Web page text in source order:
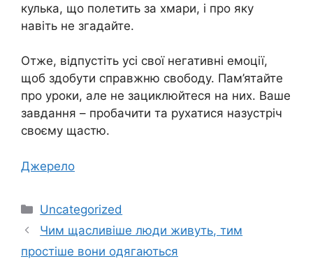
кулька, що полетить за хмари, і про яку
навіть не згадайте.
Отже, відпустіть усі свої негативні емоції,
щоб здобути справжню свободу. Пам’ятайте
про уроки, але не зациклюйтеся на них. Ваше
завдання – пробачити та рухатися назустріч
своєму щастю.
Джерело
Категорії
Uncategorized
Чим щасливіше люди живуть, тим
простіше вони одягаються